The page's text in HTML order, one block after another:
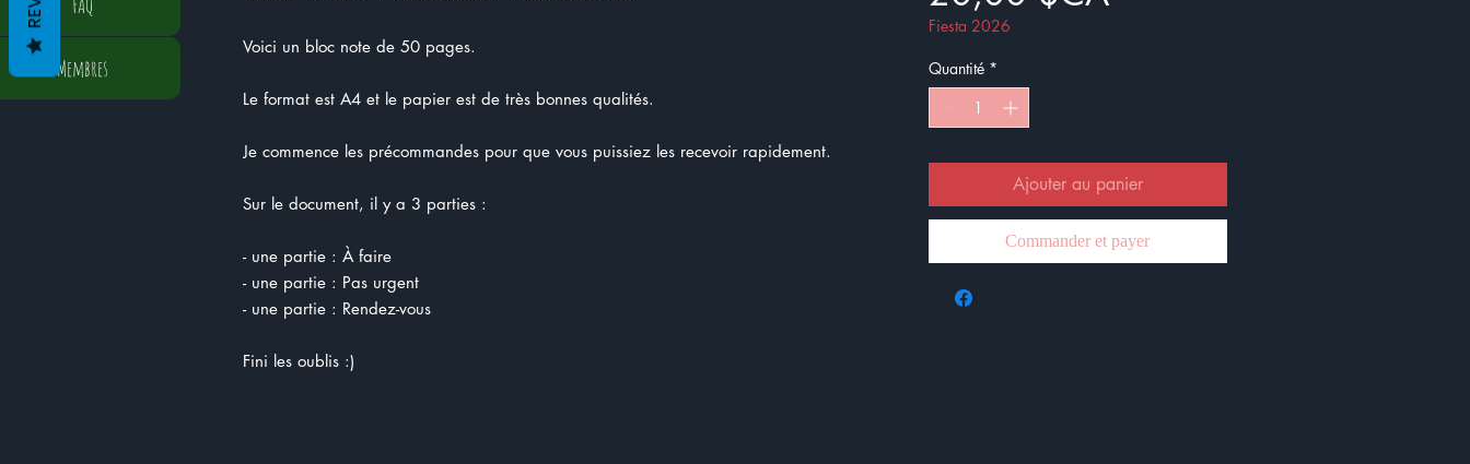
Voici un bloc note de 50 pages.
Le format est A4 et le papier est de très bonnes qualités.
Je commence les précommandes pour que vous puissiez les recevoir rapidement.
Sur le document, il y a 3 parties :
- une partie : À faire
- une partie : Pas urgent
- une partie : Rendez-vous
Fini les oublis :)
Fiesta 2026
Quantité *
Ajouter au panier
Commander et payer
Membres